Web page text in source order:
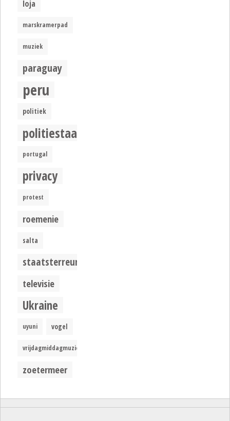
loja
marskramerpad
muziek
paraguay
peru
politiek
politiestaat
portugal
privacy
protest
roemenie
salta
staatsterreur
televisie
Ukraine
uyuni vogel
vrijdagmiddagmuziek
zoetermeer